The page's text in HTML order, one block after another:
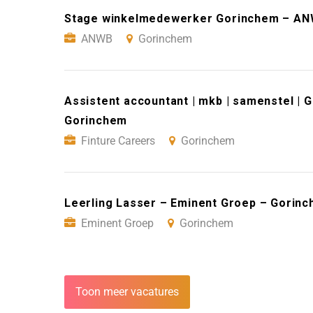
Stage winkelmedewerker Gorinchem –
ANWB
Gorinchem
Assistent accountant | mkb | samenstel |
Gorinchem
Finture Careers
Gorinchem
Leerling Lasser – Eminent Groep –
Eminent Groep
Gorinchem
Toon meer vacatures